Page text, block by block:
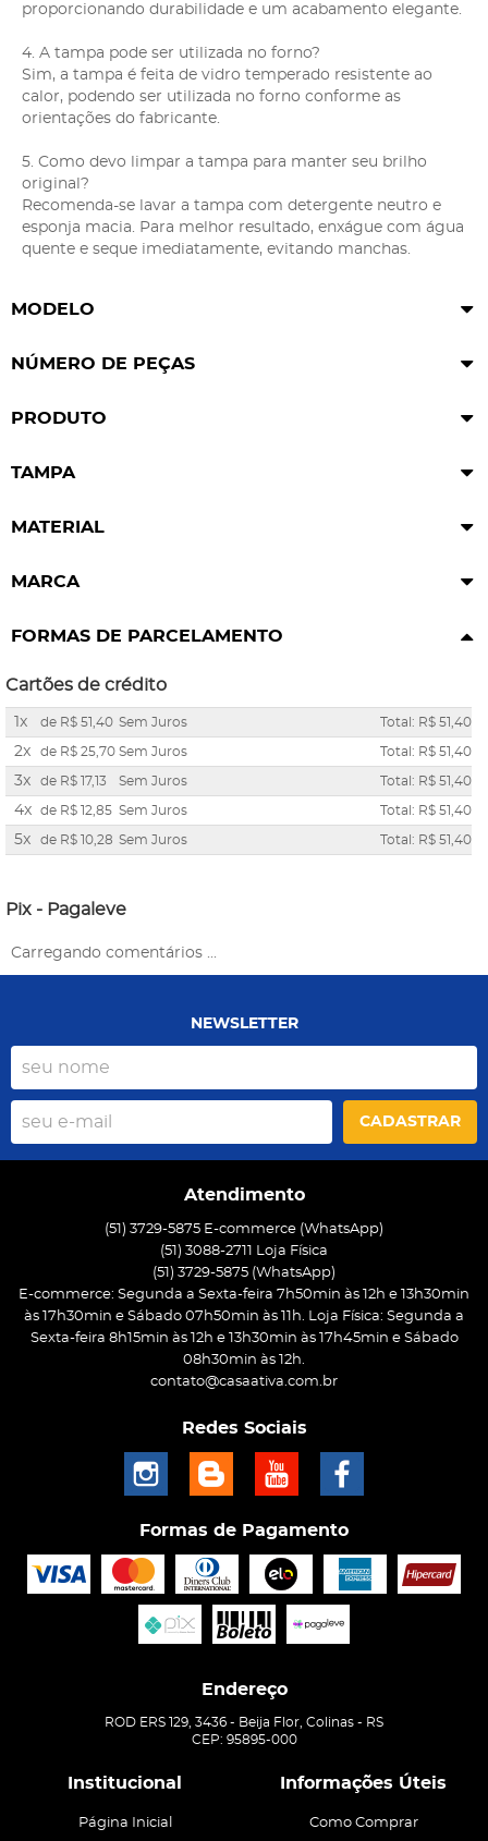
proporcionando durabilidade e um acabamento elegante.
4. A tampa pode ser utilizada no forno?
Sim, a tampa é feita de vidro temperado resistente ao
calor, podendo ser utilizada no forno conforme as
orientações do fabricante.
5. Como devo limpar a tampa para manter seu brilho
original?
Recomenda-se lavar a tampa com detergente neutro e
esponja macia. Para melhor resultado, enxágue com água
quente e seque imediatamente, evitando manchas.
MODELO
NÚMERO DE PEÇAS
PRODUTO
TAMPA
MATERIAL
MARCA
FORMAS DE PARCELAMENTO
Cartões de crédito
1x de R$ 51,40 Sem Juros Total: R$ 51,40
2x de R$ 25,70 Sem Juros Total: R$ 51,40
3x de R$ 17,13 Sem Juros Total: R$ 51,40
4x de R$ 12,85 Sem Juros Total: R$ 51,40
5x de R$ 10,28 Sem Juros Total: R$ 51,40
Pix - Pagaleve
Carregando comentários ...
NEWSLETTER
CADASTRAR
Atendimento
(51) 3729-5875 E-commerce (WhatsApp)
(51) 3088-2711 Loja Física
(51) 3729-5875 (WhatsApp)
E-commerce: Segunda a Sexta-feira 7h50min às 12h e 13h30min
às 17h30min e Sábado 07h50min às 11h. Loja Física: Segunda a
Sexta-feira 8h15min às 12h e 13h30min às 17h45min e Sábado
08h30min às 12h.
contato@casaativa.com.br
Redes Sociais
Formas de Pagamento
Endereço
ROD ERS 129, 3436 - Beija Flor, Colinas - RS
CEP: 95895-000
Institucional
Página Inicial
Informações Úteis
Como Comprar